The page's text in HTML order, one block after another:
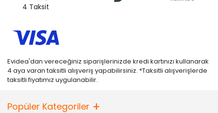
4 Taksit
Evidea'dan vereceğiniz siparişlerinizde kredi kartınızı kullanarak
4 aya varan taksitli alışveriş yapabilirsiniz. *Taksitli alışverişlerde
taksitli fiyatımız uygulanabilir.
Popüler Kategoriler